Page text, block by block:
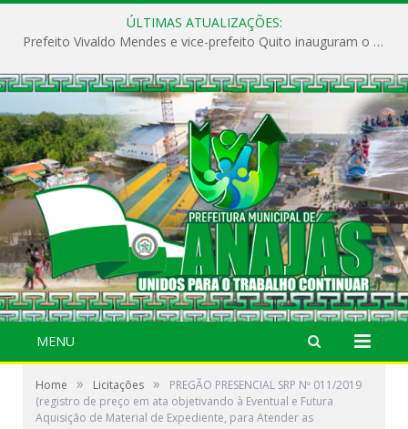
ÚLTIMAS ATUALIZAÇÕES:
Prefeito Vivaldo Mendes e vice-prefeito Quito inauguram o CAPS e fortalecem a saúde pública em Anajás.
MENU
Home » Licitações »
PREGÃO PRESENCIAL SRP Nº 011/2019
(registro de preço em ata objetivando à Eventual e Futura
Aquisição de Material de Expediente, para Atender as